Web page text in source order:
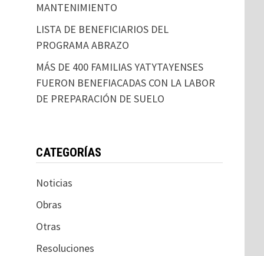
MANTENIMIENTO
LISTA DE BENEFICIARIOS DEL
PROGRAMA ABRAZO
MÁS DE 400 FAMILIAS YATYTAYENSES
FUERON BENEFIACADAS CON LA LABOR
DE PREPARACIÓN DE SUELO
CATEGORÍAS
Noticias
Obras
Otras
Resoluciones